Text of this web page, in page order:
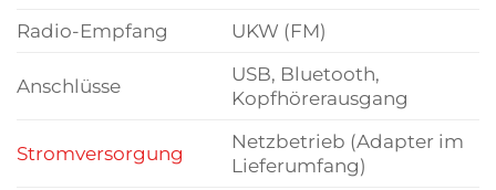
Radio-Empfang
UKW (FM)
Anschlüsse
USB, Bluetooth,
Kopfhörerausgang
Stromversorgung
Netzbetrieb (Adapter im
Lieferumfang)